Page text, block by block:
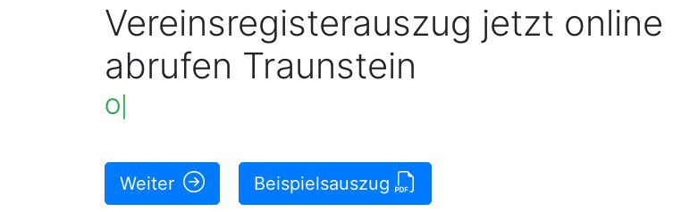
Vereinsregisterauszug jetzt online
abrufen Traunstein
Original rechtskräftige A
Weiter Beispielsauszug